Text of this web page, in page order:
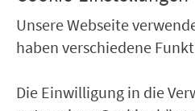
Ketschendorf/CO
Ketschendorf/CO
Unsere Webseite
haben verschiedene
Die Einwilligung in die